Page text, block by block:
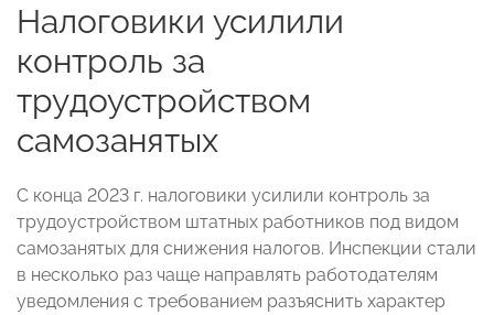
Налоговики усилили
контроль за
трудоустройством
самозанятых
С конца 2023 г. налоговики усилили контроль за
трудоустройством штатных работников под видом
самозанятых для снижения налогов. Инспекции стали
в несколько раз чаще направлять работодателям
уведомления с требованием разъяснить характер